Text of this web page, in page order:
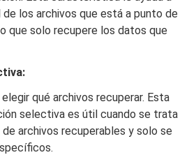
los archivos que está a punto de
que solo recupere los datos que
qué archivos recuperar. Esta
selectiva es útil cuando se trata
archivos recuperables y solo se